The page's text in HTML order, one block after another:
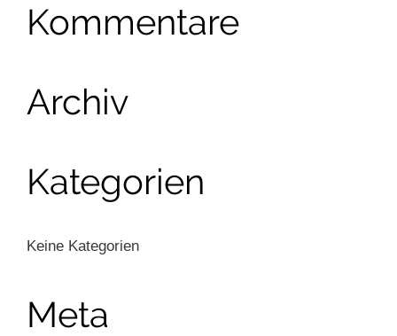
Kommentare
Archiv
Kategorien
Keine Kategorien
Meta